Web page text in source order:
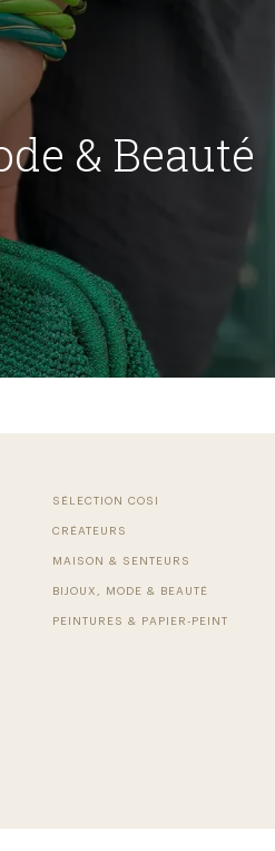
& Beauté
SÉLECTION COSI
CRÉATEURS
MAISON & SENTEURS
BIJOUX, MODE & BEAUTÉ
PEINTURES & PAPIER-PEINT